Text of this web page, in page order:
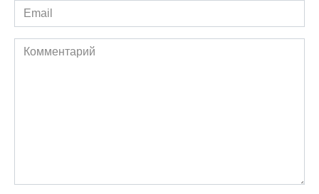
Email
*
Комментарий